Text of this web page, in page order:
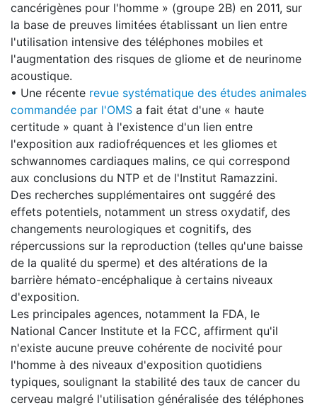
cancérigènes pour l'homme » (groupe 2B) en 2011, sur
la base de preuves limitées établissant un lien entre
l'utilisation intensive des téléphones mobiles et
l'augmentation des risques de gliome et de neurinome
acoustique.
• Une récente revue systématique des études animales
commandée par l'OMS a fait état d'une « haute
certitude » quant à l'existence d'un lien entre
l'exposition aux radiofréquences et les gliomes et
schwannomes cardiaques malins, ce qui correspond
aux conclusions du NTP et de l'Institut Ramazzini.
Des recherches supplémentaires ont suggéré des
effets potentiels, notamment un stress oxydatif, des
changements neurologiques et cognitifs, des
répercussions sur la reproduction (telles qu'une baisse
de la qualité du sperme) et des altérations de la
barrière hémato-encéphalique à certains niveaux
d'exposition.
Les principales agences, notamment la FDA, le
National Cancer Institute et la FCC, affirment qu'il
n'existe aucune preuve cohérente de nocivité pour
l'homme à des niveaux d'exposition quotidiens
typiques, soulignant la stabilité des taux de cancer du
cerveau malgré l'utilisation généralisée des téléphones